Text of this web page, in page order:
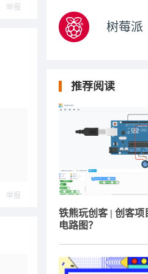
举报
举报
树莓派
推荐阅读
铁熊玩创客 | 创客项
电路图？